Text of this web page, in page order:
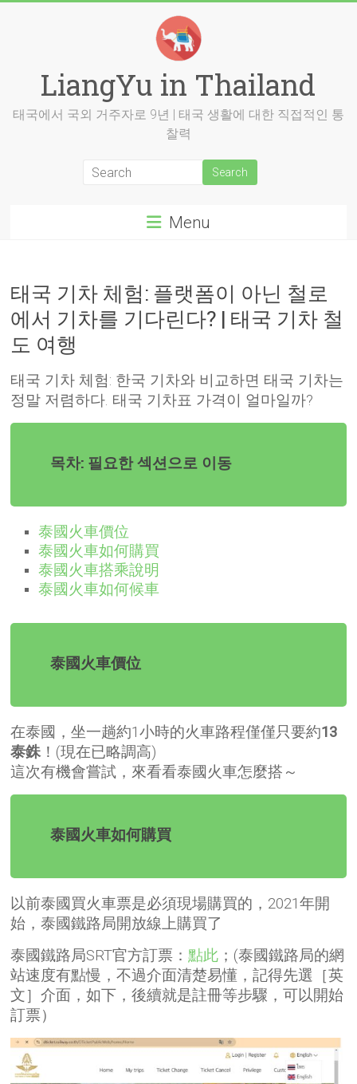
LiangYu in Thailand
태국에서 국외 거주자로 9년 | 태국 생활에 대한 직접적인 통
찰력
Menu
태국 기차 체험: 플랫폼이 아닌 철로
에서 기차를 기다린다? | 태국 기차 철
도 여행
태국 기차 체험: 한국 기차와 비교하면 태국 기차는
정말 저렴하다. 태국 기차표 가격이 얼마일까?
목차: 필요한 섹션으로 이동
泰國火車價位
泰國火車如何購買
泰國火車搭乘說明
泰國火車如何候車
泰國火車價位
在泰國，坐一趟約1小時的火車路程僅僅只要約13
泰銖！(現在已略調高)
這次有機會嘗試，來看看泰國火車怎麼搭～
泰國火車如何購買
以前泰國買火車票是必須現場購買的，2021年開
始，泰國鐵路局開放線上購買了
泰國鐵路局SRT官方訂票：點此 ；(泰國鐵路局的網
站速度有點慢，不過介面清楚易懂，記得先選［英
文］介面，如下，後續就是註冊等步驟，可以開始
訂票）